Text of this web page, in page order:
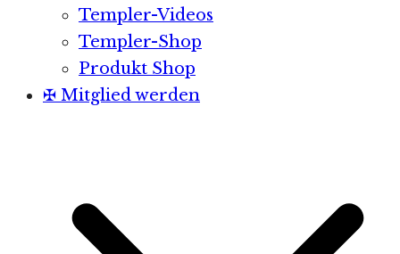
Templer-Videos
Templer-Shop
Produkt Shop
✠ Mitglied werden